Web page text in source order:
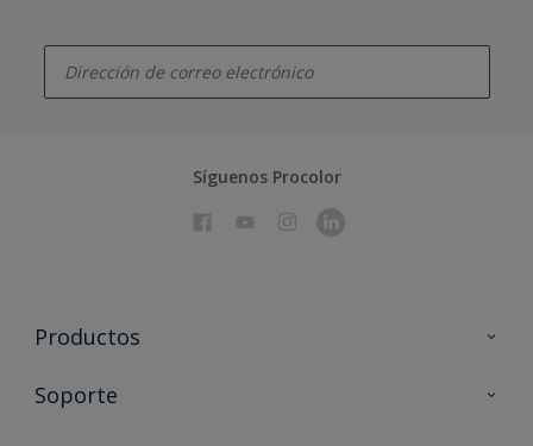
Síguenos Procolor
Productos
Todos los productos
Soporte